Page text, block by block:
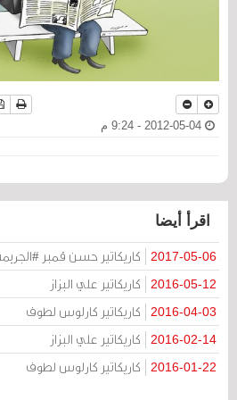
اقرأ أيضا
2017-05-06 كاريكاتير حسن قمبر
2016-05-12 كاريكاتير علي البزاز
2016-04-03 كاريكاتير كارلوس لطوف
2016-02-14 كاريكاتير علي البزاز
2016-01-22 كاريكاتير كارلوس لطوف